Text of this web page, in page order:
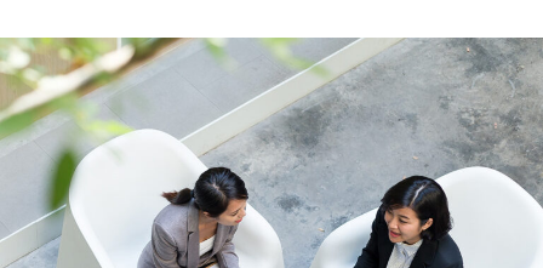
で
ま
す）
で
開
き
す）
で
開
き
ま
す）